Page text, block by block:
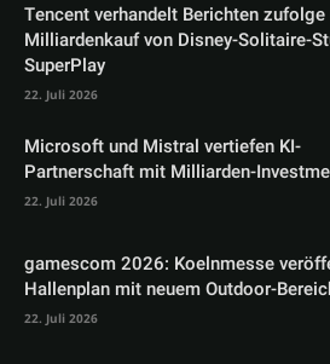
Tencent verhandelt Berichten zufolge
Milliardenkauf von Disney-Solitaire-
SuperPlay
22. Juli 2026
Microsoft und Mistral vertiefen KI-
Partnerschaft mit Milliarden-
22. Juli 2026
gamescom 2026: Koelnmesse
Hallenplan mit neuem Outdoor-
22. Juli 2026